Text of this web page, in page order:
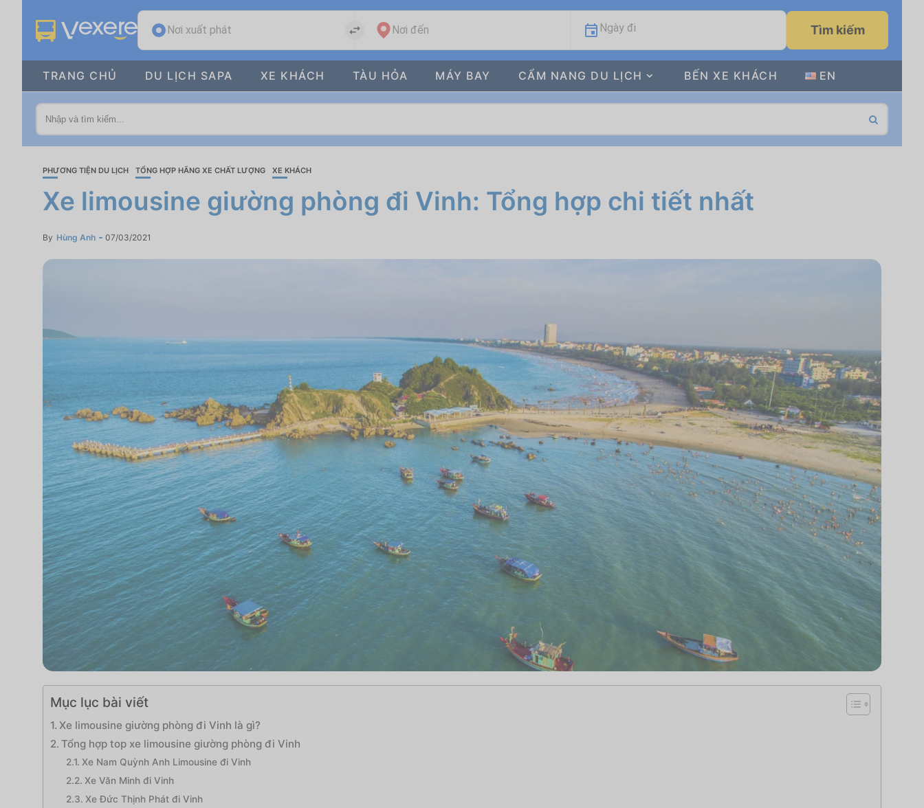
Nơi xuất phát Nơi đến Ngày đi Tìm kiếm
TRANG CHỦ DU LỊCH SAPA XE KHÁCH TÀU HỎA MÁY BAY CẨM NANG DU LỊCH BẾN XE KHÁCH EN
PHƯƠNG TIỆN DU LỊCH TỔNG HỢP HÃNG XE CHẤT LƯỢNG XE KHÁCH
Xe limousine giường phòng đi Vinh: Tổng hợp chi tiết nhất
By Hùng Anh 07/03/2021
Mục lục bài viết
Xe limousine giường phòng đi Vinh là gì?
Tổng hợp top xe limousine giường phòng đi Vinh
Xe Nam Quỳnh Anh Limousine đi Vinh
Xe Văn Minh đi Vinh
Xe Đức Thịnh Phát đi Vinh